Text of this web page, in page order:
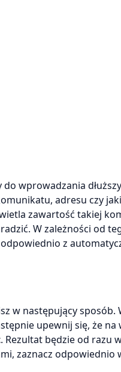
do wprowadzania
adresu czy
zawartość takiej
W zależności od
z
w następujący sposób.
upewnij się, że
. Rezultat będzie od razu
zaznacz